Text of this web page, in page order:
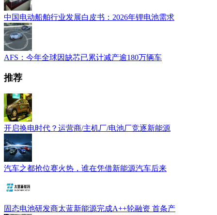
中国电动船舶行业发展白皮书：2026年锂电池需求
AFS：今年全球因缺芯已累计减产逾180万辆车
推荐
开启换电时代？运营商/主机厂/电池厂竞逐新能源
汽车之都抢位赛火热，谁在凭借新能源汽车后来
固态电池研发商太蓝新能源完成A++轮融资 首条产